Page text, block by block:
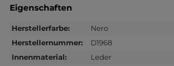
Eigenschaften
Herstellerfarbe:
Nero
Herstellernummer:
D1968
Innenmaterial:
Leder